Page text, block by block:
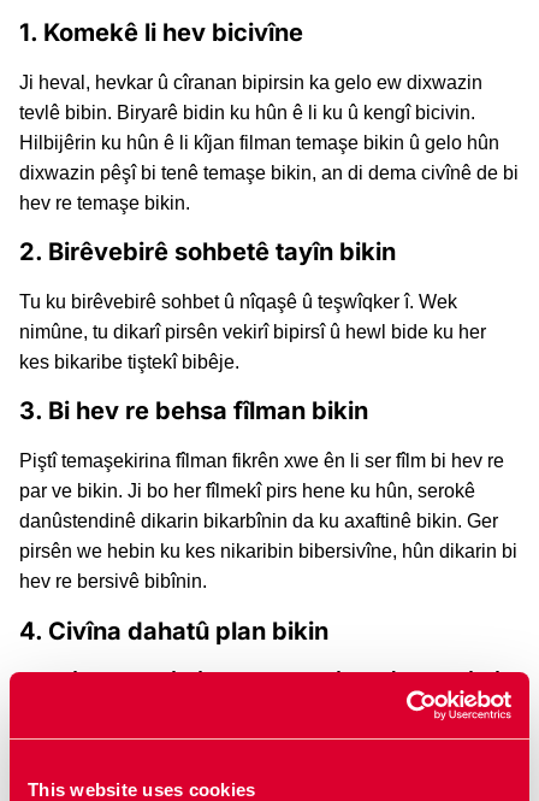
This website uses cookies
1. Komekê li hev bicivîne
Ji heval, hevkar û cîranan bipirsin ka gelo ew dixwazin
tevlê bibin. Biryarê bidin ku hûn ê li ku û kengî bicivin.
Hilbijêrin ku hûn ê li kîjan filman temaşe bikin û gelo hûn
dixwazin pêşî bi tenê temaşe bikin, an di dema civînê de bi
hev re temaşe bikin.
2. Birêvebirê sohbetê tayîn bikin
Tu ku birêvebirê sohbet û nîqaşê û teşwîqker î. Wek
nimûne, tu dikarî pirsên vekirî bipirsî û hewl bide ku her
kes bikaribe tiştekî bibêje.
3. Bi hev re behsa fîlman bikin
Piştî temaşekirina fîlman fikrên xwe ên li ser fîlm bi hev re
par ve bikin. Ji bo her fîlmekî pirs hene ku hûn, serokê
danûstendinê dikarin bikarbînin da ku axaftinê bikin. Ger
pirsên we hebin ku kes nikaribin bibersivîne, hûn dikarin bi
hev re bersivê bibînin.
4. Civîna dahatû plan bikin
ê paşê li ser kîjan fîlman biaxivin. Di heman demê de
biaxivin ka gelo tiştek heye ku hûn bikin da ku civîna